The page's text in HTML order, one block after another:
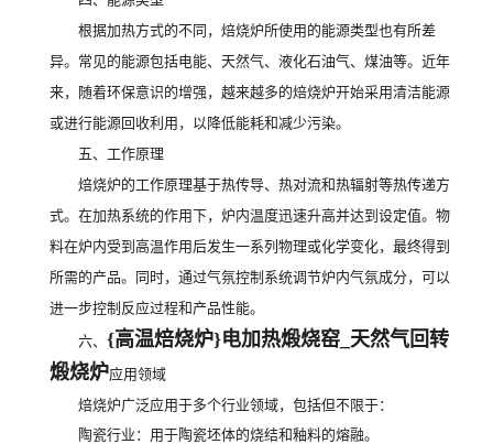
根据加热方式的不同，焙烧炉所使用的能源类型也有所差
异。常见的能源包括电能、天然气、液化石油气、煤油等。近年
来，随着环保意识的增强，越来越多的焙烧炉开始采用清洁能源
或进行能源回收利用，以降低能耗和减少污染。
五、工作原理
焙烧炉的工作原理基于热传导、热对流和热辐射等热传递方
式。在加热系统的作用下，炉内温度迅速升高并达到设定值。物
料在炉内受到高温作用后发生一系列物理或化学变化，最终得到
所需的产品。同时，通过气氛控制系统调节炉内气氛成分，可以
进一步控制反应过程和产品性能。
六、 {高温焙烧炉}电加热煅烧窑_天然气回转
煅烧炉应用领域
焙烧炉广泛应用于多个行业领域，包括但不限于：
陶瓷行业：用于陶瓷坯体的烧结和釉料的熔融。